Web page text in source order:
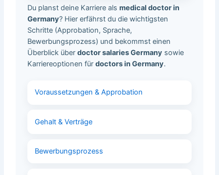
Du planst deine Karriere als medical doctor in
Germany? Hier erfährst du die wichtigsten
Schritte (Approbation, Sprache,
Bewerbungsprozess) und bekommst einen
Überblick überdoctor salaries Germany sowie
Karriereoptionen fürdoctors in Germany.
Voraussetzungen & Approbation
Gehalt & Verträge
Bewerbungsprozess